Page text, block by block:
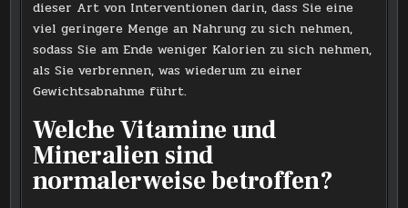
dieser Art von Interventionen darin, dass Sie eine
viel geringere Menge an Nahrung zu sich nehmen,
sodass Sie am Ende weniger Kalorien zu sich nehmen,
als Sie verbrennen, was wiederum zu einer
Gewichtsabnahme führt.
Welche Vitamine und
Mineralien sind
normalerweise betroffen?